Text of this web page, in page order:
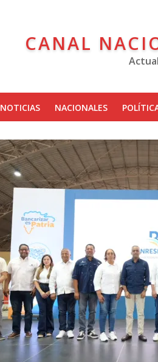
CANAL
NOTICIAS NACIONALES